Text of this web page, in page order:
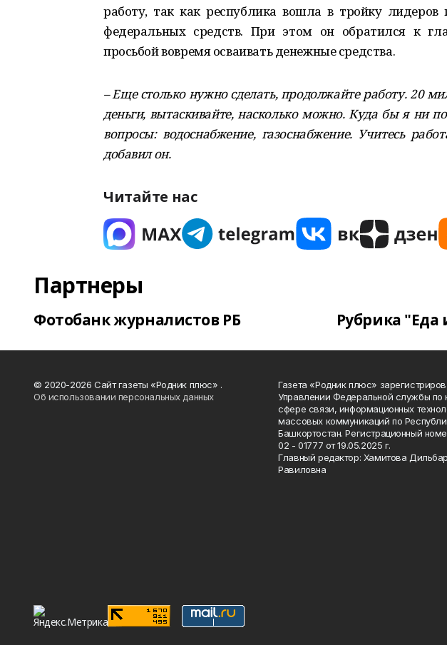
работу, так как республика вошла в тройку
федеральных средств. При этом он обратился к
просьбой вовремя осваивать денежные средства.
– Еще столько нужно сделать, продолжайте работу. 20
деньги, вытаскивайте, насколько можно. Куда бы я ни
вопросы: водоснабжение, газоснабжение. Учитесь
добавил он.
Читайте нас
Партнеры
Фотобанк журналистов РБ Рубрика
© 2020-2026 Сайт газеты «Родник плюс» .
Об использовании персональных данных
Газета «Родник плюс»
Управлении Федеральной службы по
сфере связи, информационных
массовых коммуникаций по
Башкортостан. Регистрационный
02 - 01777 от 19.05.2025 г.
Главный редактор: Хамитова Дильбар
Равиловна